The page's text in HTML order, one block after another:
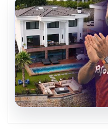
08.08.2026